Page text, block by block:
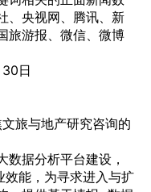
、央视网、腾讯、新
旅游报、微信、微博
日
旅与地产研究咨询的
据分析平台建设，
效能，为寻求进入与扩